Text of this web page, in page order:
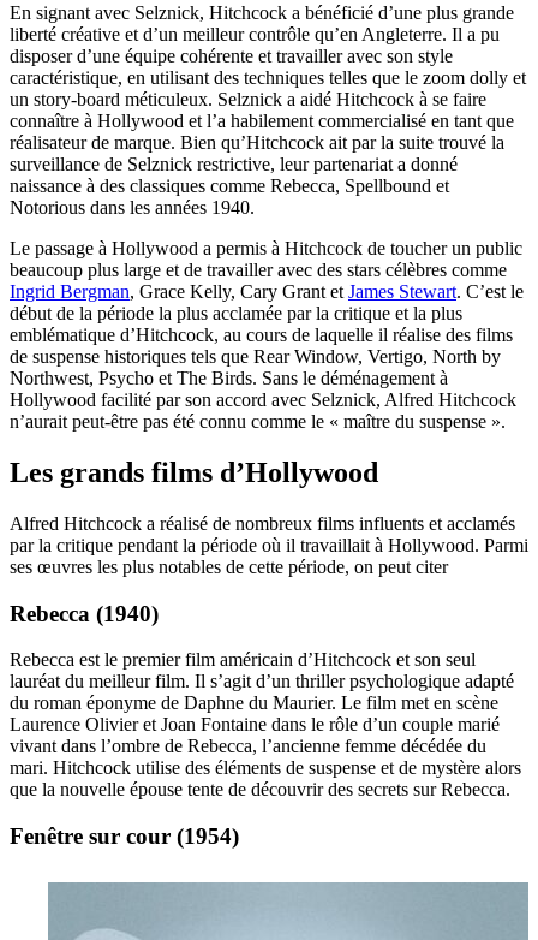
En signant avec Selznick, Hitchcock a bénéficié d’une plus grande
liberté créative et d’un meilleur contrôle qu’en Angleterre. Il a pu
disposer d’une équipe cohérente et travailler avec son style
caractéristique, en utilisant des techniques telles que le zoom dolly et
un story-board méticuleux. Selznick a aidé Hitchcock à se faire
connaître à Hollywood et l’a habilement commercialisé en tant que
réalisateur de marque. Bien qu’Hitchcock ait par la suite trouvé la
surveillance de Selznick restrictive, leur partenariat a donné
naissance à des classiques comme Rebecca, Spellbound et
Notorious dans les années 1940.
Le passage à Hollywood a permis à Hitchcock de toucher un public
beaucoup plus large et de travailler avec des stars célèbres comme
Ingrid Bergman, Grace Kelly, Cary Grant et James Stewart. C’est le
début de la période la plus acclamée par la critique et la plus
emblématique d’Hitchcock, au cours de laquelle il réalise des films
de suspense historiques tels que Rear Window, Vertigo, North by
Northwest, Psycho et The Birds. Sans le déménagement à
Hollywood facilité par son accord avec Selznick, Alfred Hitchcock
n’aurait peut-être pas été connu comme le « maître du suspense ».
Les grands films d’Hollywood
Alfred Hitchcock a réalisé de nombreux films influents et acclamés
par la critique pendant la période où il travaillait à Hollywood. Parmi
ses œuvres les plus notables de cette période, on peut citer
Rebecca (1940)
Rebecca est le premier film américain d’Hitchcock et son seul
lauréat du meilleur film. Il s’agit d’un thriller psychologique adapté
du roman éponyme de Daphne du Maurier. Le film met en scène
Laurence Olivier et Joan Fontaine dans le rôle d’un couple marié
vivant dans l’ombre de Rebecca, l’ancienne femme décédée du
mari. Hitchcock utilise des éléments de suspense et de mystère alors
que la nouvelle épouse tente de découvrir des secrets sur Rebecca.
Fenêtre sur cour (1954)